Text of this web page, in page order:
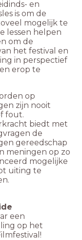
en
is om de
mogelijk te
lessen helpen
om de
het festival en
in perspectief
erop te
op
zijn nooit
fout.
biedt met
de
gereedschap
meningen op zo
mogelijke
uiting te
een
op het